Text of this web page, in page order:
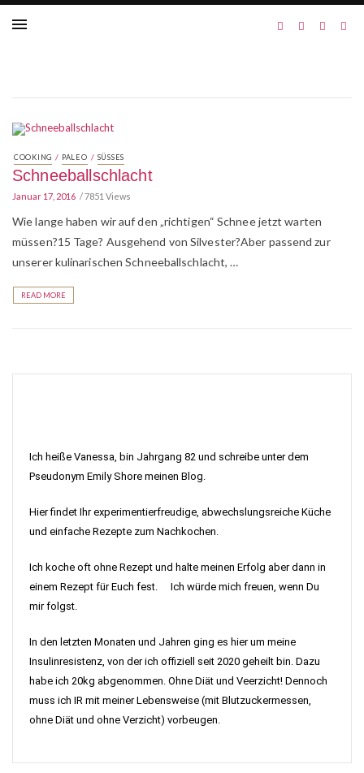
COOKING / PALEO / SÜSSES
Schneeballschlacht
Januar 17, 2016 7851 Views
Wie lange haben wir auf den „richtigen“ Schnee jetzt warten
müssen?15 Tage? Ausgehend von Silvester?Aber passend zur
unserer kulinarischen Schneeballschlacht, …
READ MORE
Ich heiße Vanessa, bin Jahrgang 82 und schreibe unter dem
Pseudonym Emily Shore meinen Blog.
Hier findet Ihr experimentierfreudige, abwechslungsreiche Küche
und einfache Rezepte zum Nachkochen.
Ich koche oft ohne Rezept und halte meinen Erfolg aber dann in
einem Rezept für Euch fest. Ich würde mich freuen, wenn Du
mir folgst.
In den letzten Monaten und Jahren ging es hier um meine
Insulinresistenz, von der ich offiziell seit 2020 geheilt bin. Dazu
habe ich 20kg abgenommen. Ohne Diät und Veerzicht! Dennoch
muss ich IR mit meiner Lebensweise (mit Blutzuckermessen,
ohne Diät und ohne Verzicht) vorbeugen.